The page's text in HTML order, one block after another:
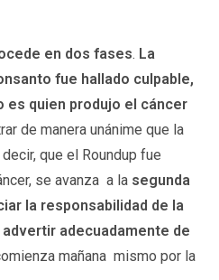
en dos fases. La
fue hallado culpable,
quien produjo el cáncer
de manera unánime que la
que el Roundup fue
se avanza a la segunda
la responsabilidad de la
adecuadamente de
mañana mismo por la